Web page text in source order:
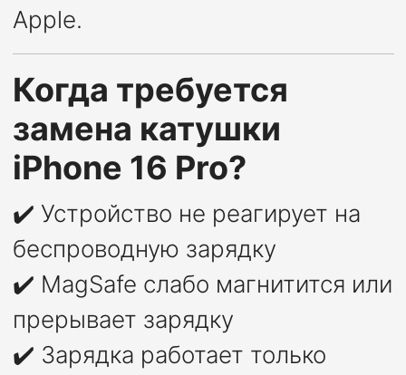
Apple.
Когда требуется
замена катушки
iPhone 16 Pro?
✔️ Устройство не реагирует на
беспроводную зарядку
✔️ MagSafe слабо магнитится или
прерывает зарядку
✔️ Зарядка работает только